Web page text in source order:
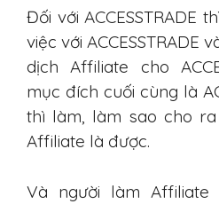
Đối với ACCESSTRADE
việc với ACCESSTRADE
dịch Affiliate cho
mục đích cuối cùng là
thì làm, làm sao cho
Affiliate là được.
Và người làm